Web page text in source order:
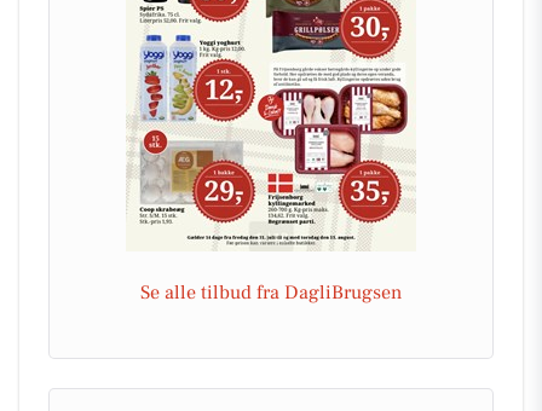
Se alle tilbud fra DagliBrugsen